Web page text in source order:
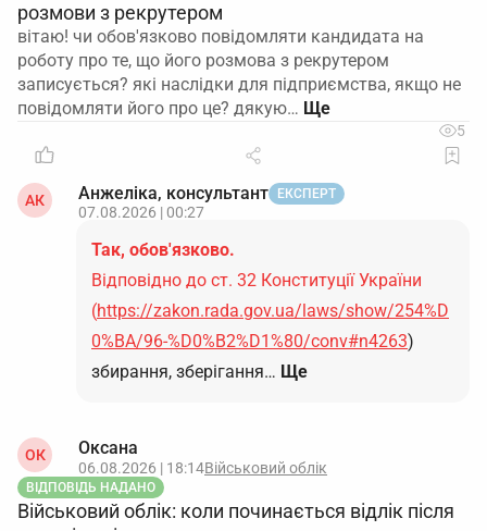
розмови з рекрутером
вітаю! чи обов'язково повідомляти кандидата на
роботу про те, що його розмова з рекрутером
записується? які наслідки для підприємства, якщо не
повідомляти його про це? дякую…
5
АК Анжеліка, консультант ЕКСПЕРТ
07.08.2026 | 00:27
Так, обов'язково.
Відповідно до ст. 32 Конституції України
(https://zakon.rada.gov.ua/laws/show/254%D
0%BA/96-%D0%B2%D1%80/conv#n4263)
збирання, зберігання… Ще
ОК Оксана
06.08.2026 | 18:14Військовий облік
ВІДПОВІДЬ НАДАНО
Військовий облік: коли починається відлік після